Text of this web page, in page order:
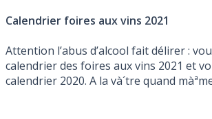
Calendrier foires aux vins 2021
Attention l’abus d’alcool fait délirer :
calendrier des foires aux vins 2021 et
calendrier 2020. A la và´tre quand